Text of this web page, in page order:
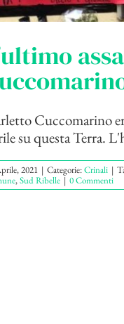
Cuccomarino
su questa Terra.
2021 | Categorie:Crinali |
,Sud Ribelle | 0 Commenti